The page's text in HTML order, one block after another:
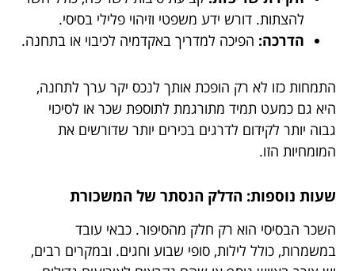
להצתות. דורש ידע משפטי וזיהוי פלילי בסיסי.
הדרכה: הפיכה למדריך באקדמיה לכיבוי או בתחנה.
התמחות כזו לא רק הופכת אותך לנכס יקר ערך לתחנה,
היא גם כמעט תמיד מתורגמת לתוספת שכר או לסיכוי
גבוה יותר לקידום לדרגים בכירים יותר שדורשים את
המומחיות הזו.
שעות נוספות: הדלק הנסתר של המשכורת
השכר הבסיסי הוא רק חלק מהסיפור. כבאי עובד
במשמרות, כולל לילות, סופי שבוע וחגים. ובמקרים רבים,